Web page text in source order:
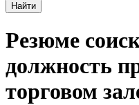
Найти
Резюме
должность
торговом